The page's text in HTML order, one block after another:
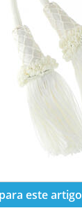
este artigo